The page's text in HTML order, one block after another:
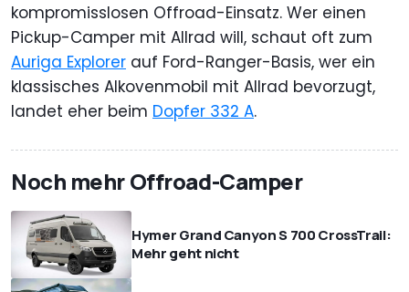
kompromisslosen Offroad-Einsatz. Wer einen
Pickup-Camper mit Allrad will, schaut oft zum
Auriga Explorer auf Ford-Ranger-Basis, wer ein
klassisches Alkovenmobil mit Allrad bevorzugt,
landet eher beim Dopfer 332 A.
Noch mehr Offroad-Camper
Hymer Grand Canyon S 700 CrossTrail:
Mehr geht nicht